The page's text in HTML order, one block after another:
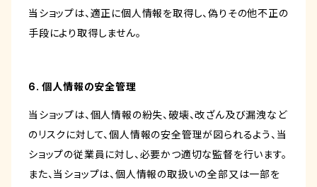
当ショップは、適正に個人情報を取得し、偽りその他不正の
手段により取得しません。
6. 個人情報の安全管理
当ショップは、個人情報の紛失、破壊、改ざん及び漏洩など
のリスクに対して、個人情報の安全管理が図られるよう、当
ショップの従業員に対し、必要かつ適切な監督を行います。
また、当ショップは、個人情報の取扱いの全部又は一部を